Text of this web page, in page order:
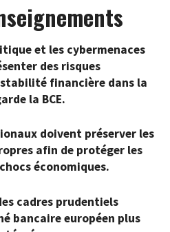
et les cybermenaces
des risques
financière dans la
la BCE.
doivent préserver les
afin de protéger les
économiques.
cadres prudentiels
bancaire européen plus